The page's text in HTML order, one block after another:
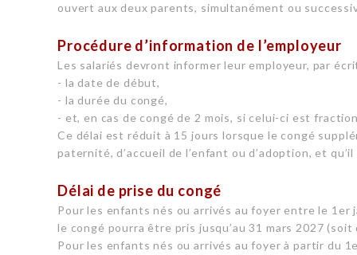
ouvert aux deux parents, simultanément ou
Procédure d’information de l’employeur
Les salariés devront informer leur employeur, par
- la date de début,
- la durée du congé,
- et, en cas de congé de 2 mois, si celui-ci est
Ce délai est réduit à 15 jours lorsque le congé
paternité, d’accueil de l’enfant ou d’adoption, et
Délai de prise du congé
Pour les enfants nés ou arrivés au foyer entre le
le congé pourra être pris jusqu’au 31 mars 2027
Pour les enfants nés ou arrivés au foyer à partir du